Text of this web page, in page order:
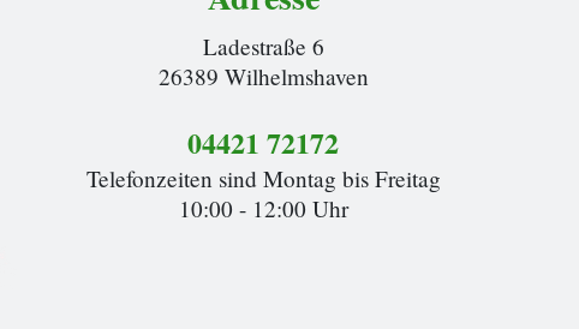
Ladestraße 6
26389 Wilhelmshaven
04421 72172
Telefonzeiten sind Montag bis Freitag
10:00 - 12:00 Uhr